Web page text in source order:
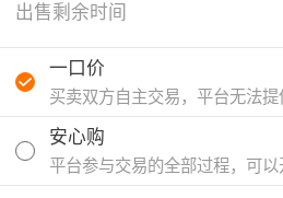
出售剩余时间
一口价
买卖双方自主交易，平台无法提
安心购
平台参与交易的全部过程，可